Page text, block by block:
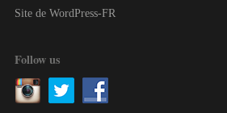
Site de WordPress-FR
Follow us